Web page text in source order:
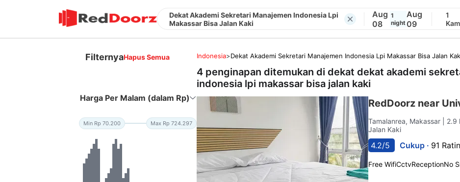
Dekat Akademi Sekretari Manajemen Indonesia Lpi
Makassar Bisa Jalan Kaki
Aug
08
1
night
Aug
09
1
FilternyaHapus Semua
Harga Per Malam (dalam Rp)
Min Rp 70.200 Max Rp 724.297
Indonesia>Dekat Akademi Sekretari Manajemen Indonesia Lpi Makassar Bisa Jalan
4 penginapan ditemukan di dekatdekat akademi
indonesia lpi makassar bisa jalan kaki
RedDoorz near
Tamalanrea, Makassar
|
Jalan Kaki
4.2/5 Cukup · 91
Free WifiCctvReceptionNo